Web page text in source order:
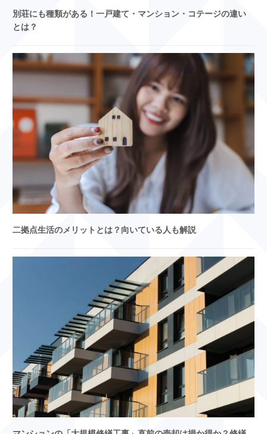
別荘にも種類がある！一戸建て・マンション・コテージの違い
とは？
二拠点生活のメリットとは？向いている人も解説